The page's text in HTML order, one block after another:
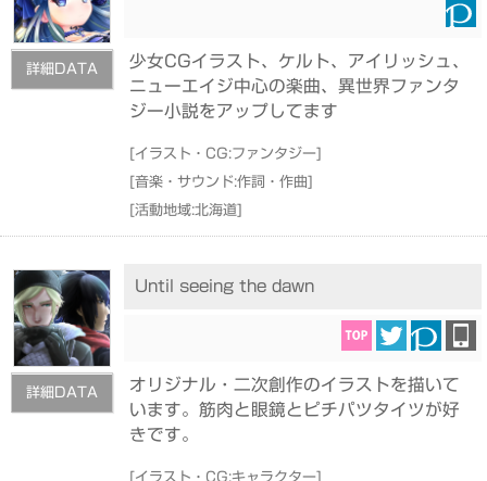
詳細DATA
少女CGイラスト、ケルト、アイリッシュ、
ニューエイジ中心の楽曲、異世界ファンタ
ジー小説をアップしてます
[イラスト・CG:ファンタジー]
[音楽・サウンド:作詞・作曲]
[活動地域:北海道]
詳細DATA
Until seeing the dawn
オリジナル・二次創作のイラストを描いて
います。筋肉と眼鏡とピチパツタイツが好
きです。
[イラスト・CG:キャラクター]